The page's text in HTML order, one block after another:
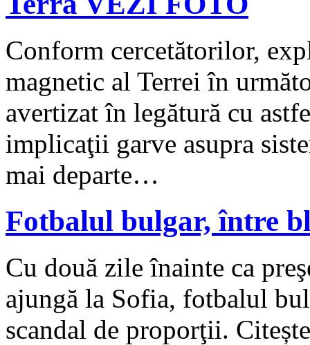
Conform cercetătorilor,
magnetic al Terrei în
avertizat în legătură cu
implicaţii garve asupra
mai departe…
Fotbalul bulgar, între
Cu două zile înainte ca
ajungă la Sofia, fotbalul
scandal de proporţii.